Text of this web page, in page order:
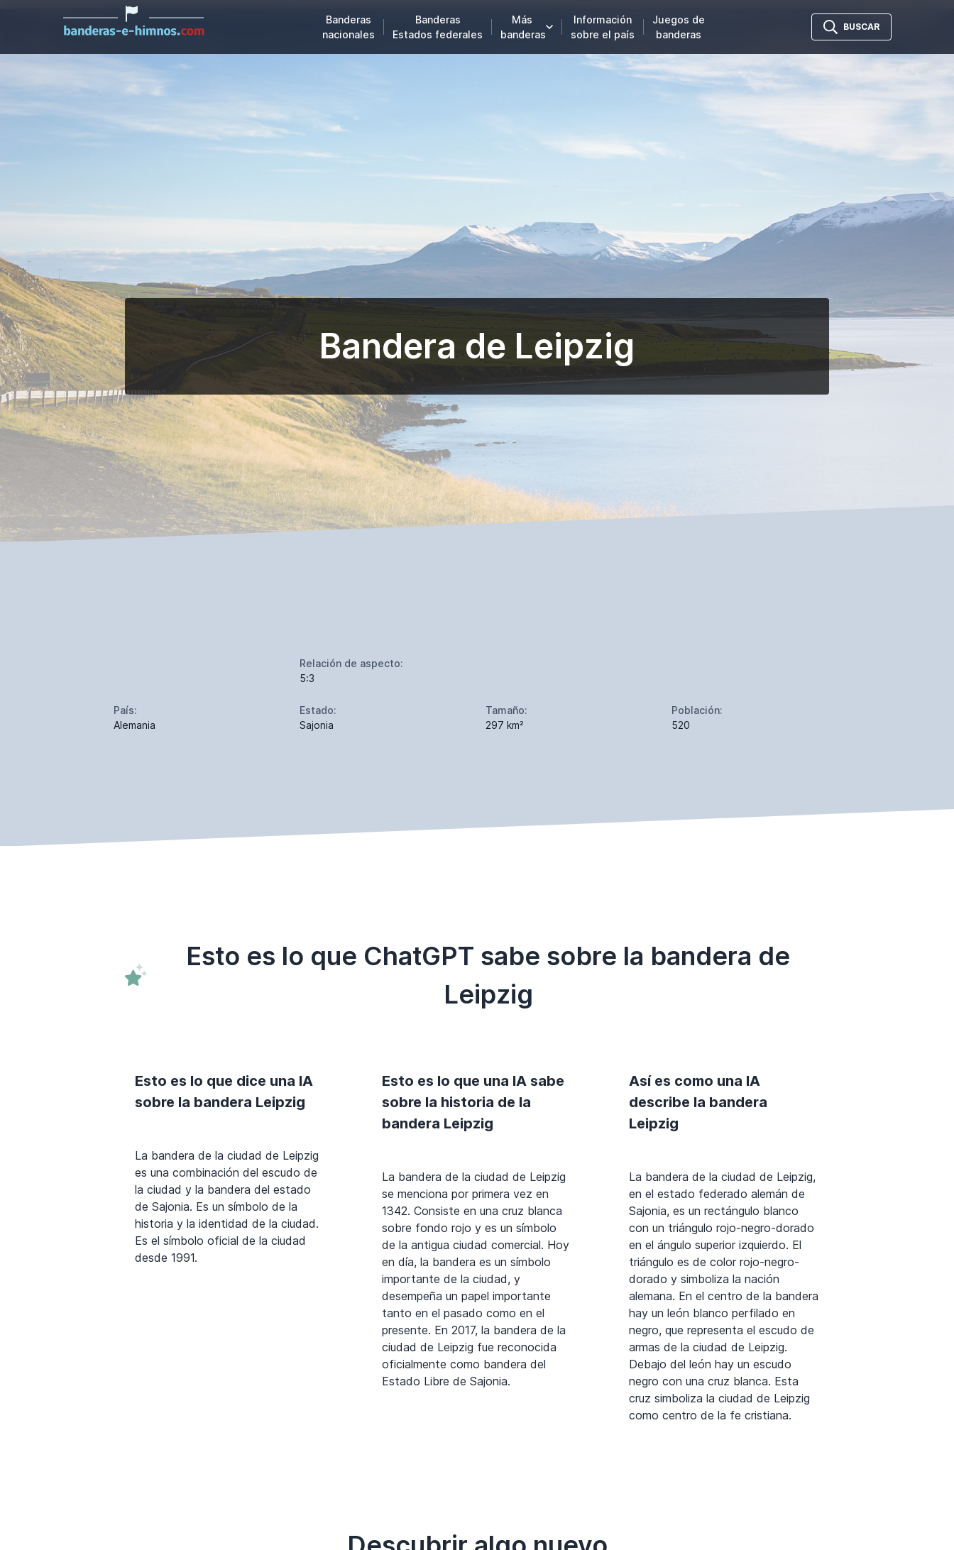
Banderas
nacionales
Banderas
Estados federales
Más
banderas
Información
sobre el país
Juegos de
banderas
BUSCAR
Bandera de Leipzig
Relación de aspecto:
5:3
País:
Alemania
Estado:
Sajonia
Tamaño:
297 km²
Población:
520
Esto es lo que ChatGPT sabe sobre la bandera de
Leipzig
Esto es lo que dice una IA
sobre la bandera Leipzig
La bandera de la ciudad de Leipzig
es una combinación del escudo de
la ciudad y la bandera del estado
de Sajonia. Es un símbolo de la
historia y la identidad de la ciudad.
Es el símbolo oficial de la ciudad
desde 1991.
Esto es lo que una IA sabe
sobre la historia de la
bandera Leipzig
La bandera de la ciudad de Leipzig
se menciona por primera vez en
1342. Consiste en una cruz blanca
sobre fondo rojo y es un símbolo
de la antigua ciudad comercial. Hoy
en día, la bandera es un símbolo
importante de la ciudad, y
desempeña un papel importante
tanto en el pasado como en el
presente. En 2017, la bandera de la
ciudad de Leipzig fue reconocida
oficialmente como bandera del
Estado Libre de Sajonia.
Así es como una IA
describe la bandera
Leipzig
La bandera de la ciudad de Leipzig,
en el estado federado alemán de
Sajonia, es un rectángulo blanco
con un triángulo rojo-negro-dorado
en el ángulo superior izquierdo. El
triángulo es de color rojo-negro-
dorado y simboliza la nación
alemana. En el centro de la bandera
hay un león blanco perfilado en
negro, que representa el escudo de
armas de la ciudad de Leipzig.
Debajo del león hay un escudo
negro con una cruz blanca. Esta
cruz simboliza la ciudad de Leipzig
como centro de la fe cristiana.